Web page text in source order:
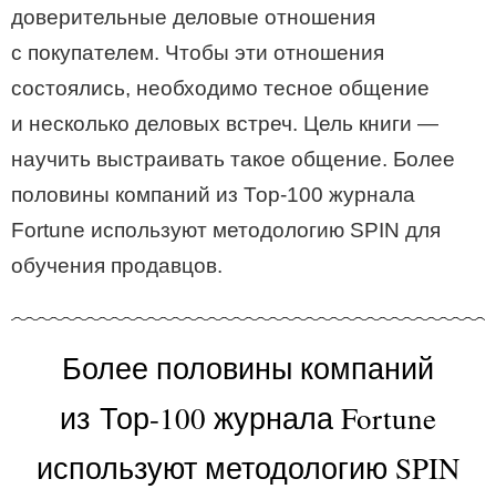
доверительные деловые отношения
с покупателем. Чтобы эти отношения
состоялись, необходимо тесное общение
и несколько деловых встреч. Цель книги —
научить выстраивать такое общение. Более
половины компаний из Тор-100 журнала
Fortune используют методологию SPIN для
обучения продавцов.
Более половины компаний
из Тор-100 журнала Fortune
используют методологию SPIN